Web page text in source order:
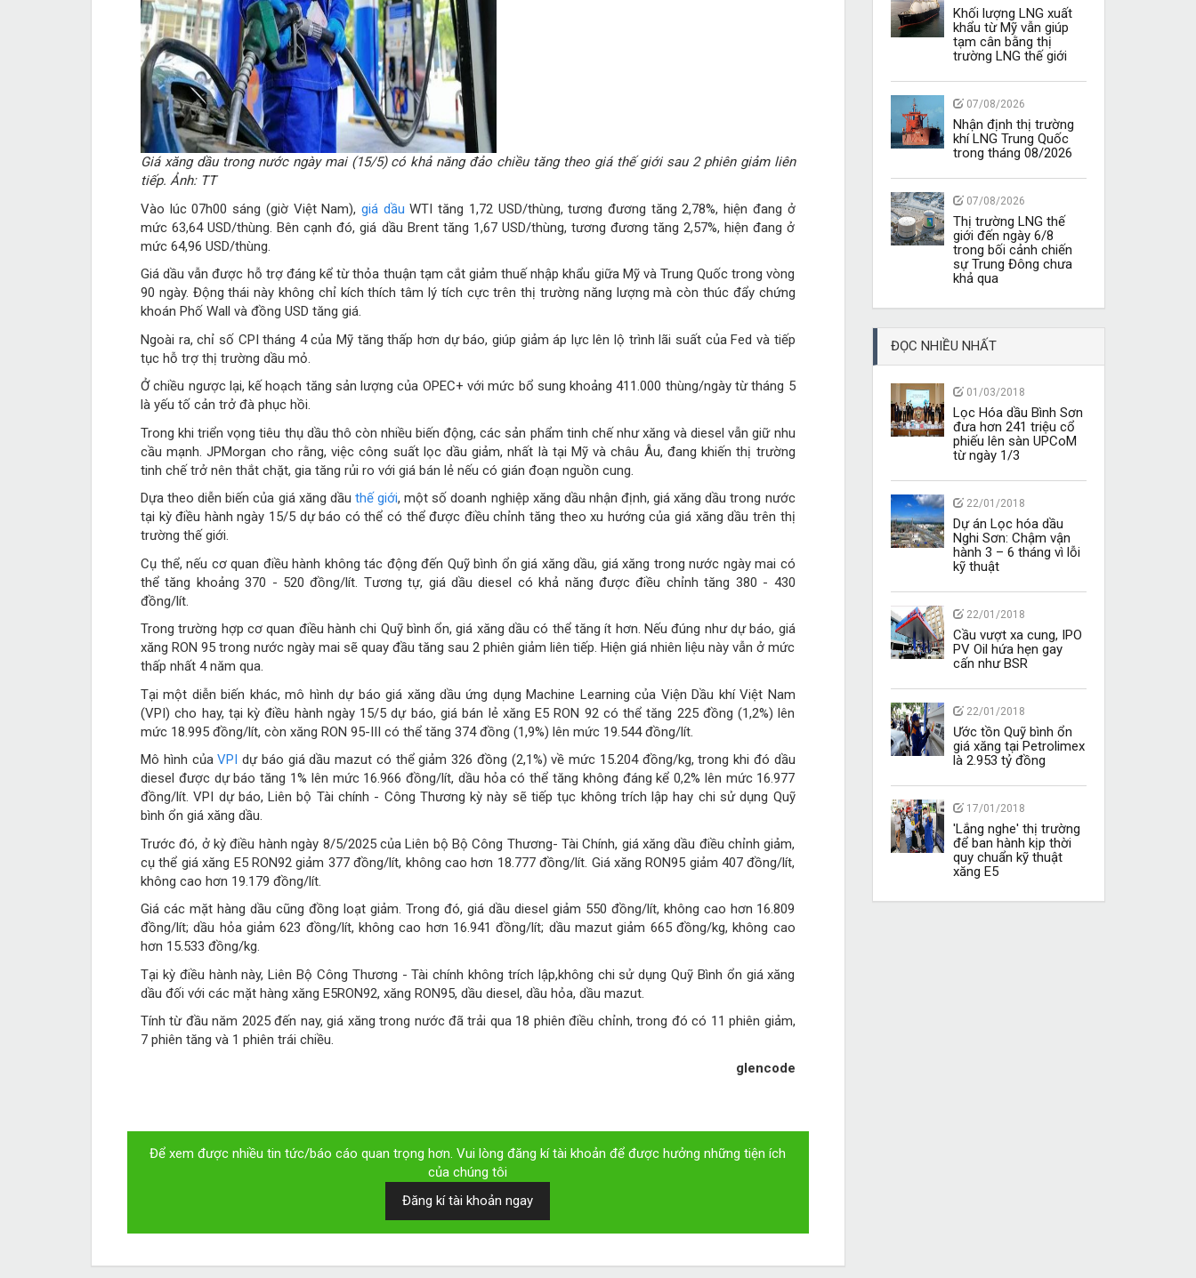
Giá xăng dầu trong nước ngày mai (15/5) có khả năng đảo chiều tăng theo giá thế giới sau 2 phiên giảm liên
tiếp. Ảnh: TT
Vào lúc 07h00 sáng (giờ Việt Nam), giá dầu WTI tăng 1,72 USD/thùng, tương đương tăng 2,78%, hiện đang ở
mức 63,64 USD/thùng. Bên cạnh đó, giá dầu Brent tăng 1,67 USD/thùng, tương đương tăng 2,57%, hiện đang ở
mức 64,96 USD/thùng.
Giá dầu vẫn được hỗ trợ đáng kể từ thỏa thuận tạm cắt giảm thuế nhập khẩu giữa Mỹ và Trung Quốc trong vòng
90 ngày. Động thái này không chỉ kích thích tâm lý tích cực trên thị trường năng lượng mà còn thúc đẩy chứng
khoán Phố Wall và đồng USD tăng giá.
Ngoài ra, chỉ số CPI tháng 4 của Mỹ tăng thấp hơn dự báo, giúp giảm áp lực lên lộ trình lãi suất của Fed và tiếp
tục hỗ trợ thị trường dầu mỏ.
Ở chiều ngược lại, kế hoạch tăng sản lượng của OPEC+ với mức bổ sung khoảng 411.000 thùng/ngày từ tháng 5
là yếu tố cản trở đà phục hồi.
Trong khi triển vọng tiêu thụ dầu thô còn nhiều biến động, các sản phẩm tinh chế như xăng và diesel vẫn giữ nhu
cầu mạnh. JPMorgan cho rằng, việc công suất lọc dầu giảm, nhất là tại Mỹ và châu Âu, đang khiến thị trường
tinh chế trở nên thắt chặt, gia tăng rủi ro với giá bán lẻ nếu có gián đoạn nguồn cung.
Dựa theo diễn biến của giá xăng dầu thế giới, một số doanh nghiệp xăng dầu nhận định, giá xăng dầu trong nước
tại kỳ điều hành ngày 15/5 dự báo có thể có thể được điều chỉnh tăng theo xu hướng của giá xăng dầu trên thị
trường thế giới.
Cụ thể, nếu cơ quan điều hành không tác động đến Quỹ bình ổn giá xăng dầu, giá xăng trong nước ngày mai có
thể tăng khoảng 370 - 520 đồng/lít. Tương tự, giá dầu diesel có khả năng được điều chỉnh tăng 380 - 430
đồng/lít.
Trong trường hợp cơ quan điều hành chi Quỹ bình ổn, giá xăng dầu có thể tăng ít hơn. Nếu đúng như dự báo, giá
xăng RON 95 trong nước ngày mai sẽ quay đầu tăng sau 2 phiên giảm liên tiếp. Hiện giá nhiên liệu này vẫn ở mức
thấp nhất 4 năm qua.
Tại một diễn biến khác, mô hình dự báo giá xăng dầu ứng dụng Machine Learning của Viện Dầu khí Việt Nam
(VPI) cho hay, tại kỳ điều hành ngày 15/5 dự báo, giá bán lẻ xăng E5 RON 92 có thể tăng 225 đồng (1,2%) lên
mức 18.995 đồng/lít, còn xăng RON 95-III có thể tăng 374 đồng (1,9%) lên mức 19.544 đồng/lít.
Mô hình củaVPI dự báo giá dầu mazut có thể giảm 326 đồng (2,1%) về mức 15.204 đồng/kg, trong khi đó dầu
diesel được dự báo tăng 1% lên mức 16.966 đồng/lít, dầu hỏa có thể tăng không đáng kể 0,2% lên mức 16.977
đồng/lít. VPI dự báo, Liên bộ Tài chính - Công Thương kỳ này sẽ tiếp tục không trích lập hay chi sử dụng Quỹ
bình ổn giá xăng dầu.
Trước đó, ở kỳ điều hành ngày 8/5/2025 của Liên bộ Bộ Công Thương- Tài Chính, giá xăng dầu điều chỉnh giảm,
cụ thể giá xăng E5 RON92 giảm 377 đồng/lít, không cao hơn 18.777 đồng/lít. Giá xăng RON95 giảm 407 đồng/lít,
không cao hơn 19.179 đồng/lít.
Giá các mặt hàng dầu cũng đồng loạt giảm. Trong đó, giá dầu diesel giảm 550 đồng/lít, không cao hơn 16.809
đồng/lít; dầu hỏa giảm 623 đồng/lít, không cao hơn 16.941 đồng/lít; dầu mazut giảm 665 đồng/kg, không cao
hơn 15.533 đồng/kg.
Tại kỳ điều hành này, Liên Bộ Công Thương - Tài chính không trích lập,không chi sử dụng Quỹ Bình ổn giá xăng
dầu đối với các mặt hàng xăng E5RON92, xăng RON95, dầu diesel, dầu hỏa, dầu mazut.
Tính từ đầu năm 2025 đến nay, giá xăng trong nước đã trải qua 18 phiên điều chỉnh, trong đó có 11 phiên giảm,
7 phiên tăng và 1 phiên trái chiều.
glencode
Để xem được nhiều tin tức/báo cáo quan trọng hơn. Vui lòng đăng kí tài khoản để được hưởng những tiện ích
của chúng tôi
Đăng kí tài khoản ngay
Khối lượng LNG xuất
khẩu từ Mỹ vẫn giúp
tạm cân bằng thị
trường LNG thế giới
07/08/2026
Nhận định thị trường
khí LNG Trung Quốc
trong tháng 08/2026
07/08/2026
Thị trường LNG thế
giới đến ngày 6/8
trong bối cảnh chiến
sự Trung Đông chưa
khả qua
ĐỌC NHIỀU NHẤT
01/03/2018
Lọc Hóa dầu Bình Sơn
đưa hơn 241 triệu cổ
phiếu lên sàn UPCoM
từ ngày 1/3
22/01/2018
Dự án Lọc hóa dầu
Nghi Sơn: Chậm vận
hành 3 – 6 tháng vì lỗi
kỹ thuật
22/01/2018
Cầu vượt xa cung, IPO
PV Oil hứa hẹn gay
cấn như BSR
22/01/2018
Ước tồn Quỹ bình ổn
giá xăng tại Petrolimex
là 2.953 tỷ đồng
17/01/2018
'Lắng nghe' thị trường
để ban hành kịp thời
quy chuẩn kỹ thuật
xăng E5